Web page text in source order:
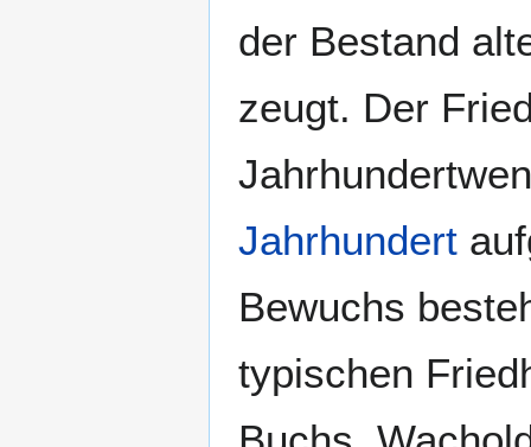
der Bestand
zeugt. Der
Jahrhundert
Bewuchs
typischen